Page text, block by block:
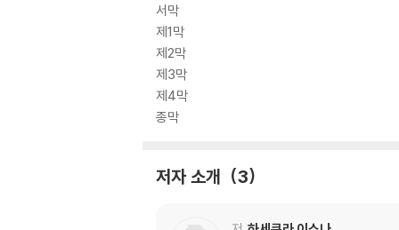
서막
제1막
제2막
제3막
제4막
종막
저자 소개 3